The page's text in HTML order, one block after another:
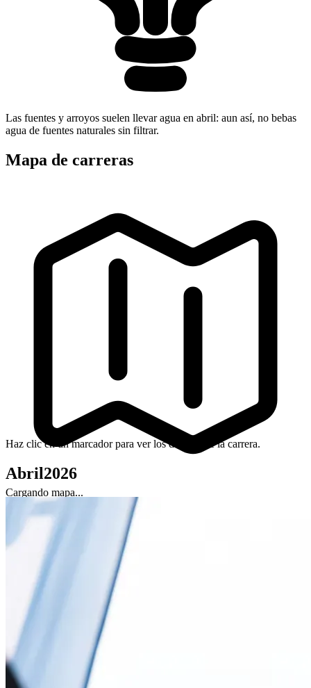
Las fuentes y arroyos suelen llevar agua en abril: aun así, no bebas
agua de fuentes naturales sin filtrar.
Mapa de carreras
Cargando mapa...
Haz clic en un marcador para ver los detalles de la carrera.
Abril2026